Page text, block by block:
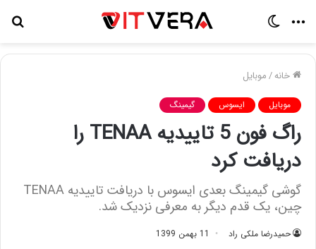
منو
خانه/موبایل
موبایل ایسوس گیمینگ
راگ فون 5 تاییدیه TENAA را
دریافت کرد
گوشی گیمینگ بعدی ایسوس با دریافت تاییدیه TENAA
چین، یک قدم دیگر به معرفی نزدیک شد.
حمیدرضا ملکی راد
11 بهمن 1399